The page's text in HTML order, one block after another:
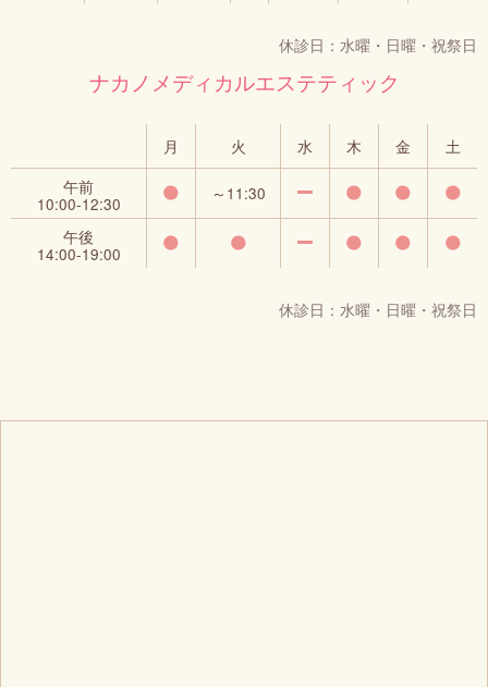
休診日：水曜・日曜・祝祭日
ナカノメディカルエステティック
月 火 水 木 金
土
午前
10:00‐12:30
～11:30
午後
14:00‐19:00
休診日：水曜・日曜・祝祭日